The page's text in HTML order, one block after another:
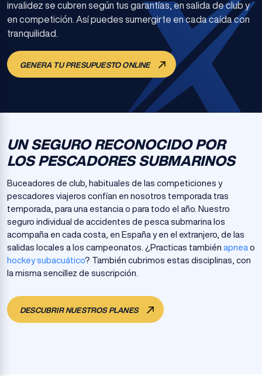
invalidez se cubren según tus garantías, en salida de club y
en competición. Así puedes sumergirte en cada caída con
tranquilidad.
GENERA TU PRESUPUESTO ONLINE
UN SEGURO RECONOCIDO POR
LOS PESCADORES SUBMARINOS
Buceadores de club, habituales de las competiciones y
pescadores viajeros confían en nosotros temporada tras
temporada, para una estancia o para todo el año. Nuestro
seguro individual de accidentes de pesca submarina los
acompaña en cada costa, en España y en el extranjero, de las
salidas locales a los campeonatos. ¿Practicas también apnea o
hockey subacuático? También cubrimos estas disciplinas, con
la misma sencillez de suscripción.
DESCUBRIR NUESTROS PLANES